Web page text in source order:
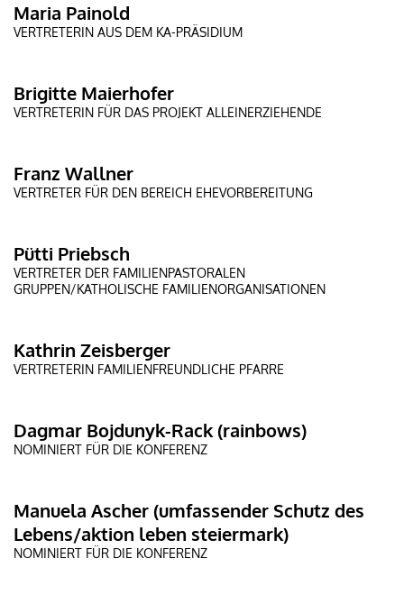
Maria Painold
VERTRETERIN AUS DEM KA-PRÄSIDIUM
Brigitte Maierhofer
VERTRETERIN FÜR DAS PROJEKT ALLEINERZIEHENDE
Franz Wallner
VERTRETER FÜR DEN BEREICH EHEVORBEREITUNG
Pütti Priebsch
VERTRETER DER FAMILIENPASTORALEN
GRUPPEN/KATHOLISCHE FAMILIENORGANISATIONEN
Kathrin Zeisberger
VERTRETERIN FAMILIENFREUNDLICHE PFARRE
Dagmar Bojdunyk-Rack (rainbows)
NOMINIERT FÜR DIE KONFERENZ
Manuela Ascher (umfassender Schutz des
Lebens/aktion leben steiermark)
NOMINIERT FÜR DIE KONFERENZ